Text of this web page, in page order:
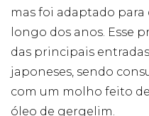
mas foi adaptado
longo dos anos. Esse
das principais
japoneses, sendo
com um molho feito
óleo de gergelim.